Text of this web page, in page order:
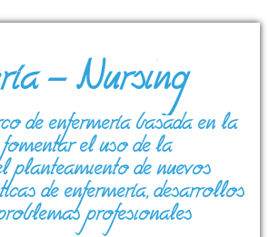
– Nursing
de enfermería basada en la
el uso de la
planteamiento de nuevos
de enfermería, desarrollos
profesionales